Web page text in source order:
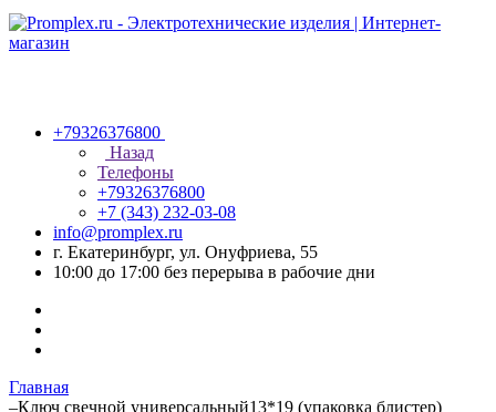
+79326376800
Назад
Телефоны
+79326376800
+7 (343) 232-03-08
info@promplex.ru
г. Екатеринбург, ул. Онуфриева, 55
10:00 до 17:00 без перерыва в рабочие дни
Главная
–Ключ свечной универсальный13*19 (упаковка блистер)